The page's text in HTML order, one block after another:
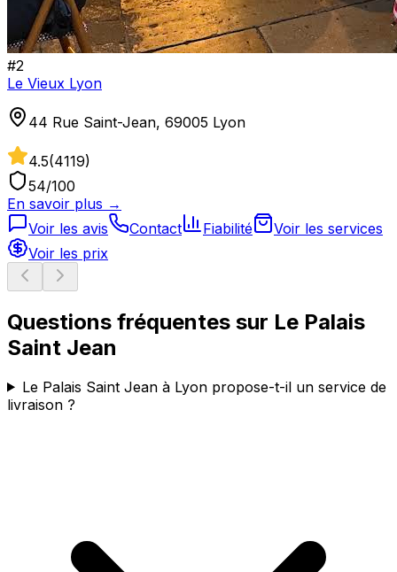
#2
Le Vieux Lyon
44 Rue Saint-Jean, 69005 Lyon
4.5(4119)
54/100
En savoir plus →
Voir les avis
Contact Fiabilité
Voir les services
Voir les prix
Questions fréquentes sur Le Palais
Saint Jean
Le Palais Saint Jean à Lyon propose-t-il un service de
livraison ?